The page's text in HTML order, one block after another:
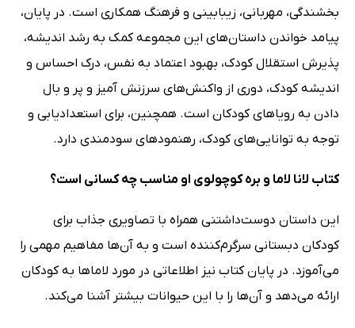
بخشندگی، مهربانی، زیبابینی و فرهنگ همکاری است. در پایان،
پیامد خواندن داستان‌های این مجموعه کمک به رشد اندیشه،
پذیرش استقلال کودک، بهبود اعتماد به نفس، درک احساس و
اندیشه کودک، دوری از واکنش‌های سرزنش آمیز و پر و بال
دادن به رویاهای کودکان است. همچنین، برای استعدادیابی و
توجه به توانایی‌های کودک، رهنمودهای سودمندی دارد.
کتاب لانا لاما و بره کوچولوی او مناسب چه کسانی است؟
این داستان‌ دوست‌داشتنی همراه با تصاویری جذاب برای
کودکان دبستانی سرگرم‌کننده است و به آن‌ها مفاهیم مهمی را
می‌آموزد. در پایان کتاب نیز اطلاعاتی در مورد لاماها به کودکان
ارائه می‌دهد و آن‌ها را با این حیوانات بیشتر آشنا می‌کند.